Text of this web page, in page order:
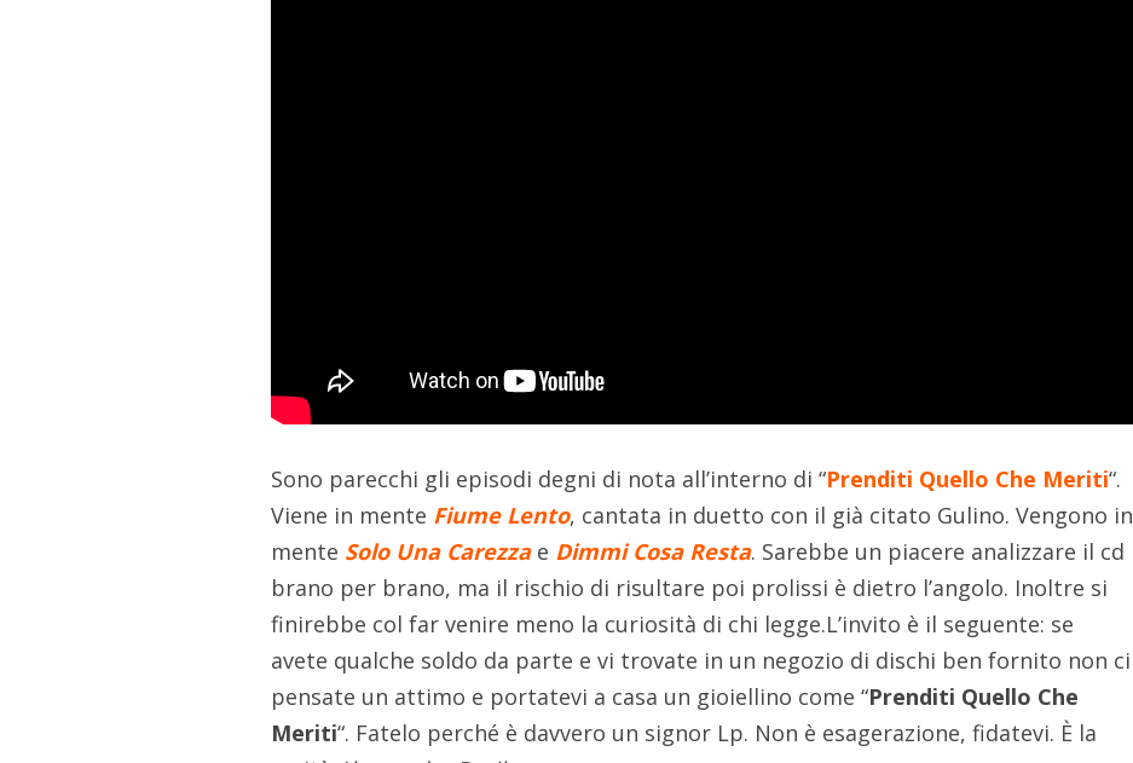
Sono parecchi gli episodi degni di nota all’interno di “Prenditi Quello Che Meriti“.
Viene in mente Fiume Lento, cantata in duetto con il già citato Gulino. Vengono in
mente Solo Una Carezzae Dimmi Cosa Resta. Sarebbe un piacere analizzare il cd
brano per brano, ma il rischio di risultare poi prolissi è dietro l’angolo. Inoltre si
finirebbe col far venire meno la curiosità di chi legge.L’invito è il seguente: se
avete qualche soldo da parte e vi trovate in un negozio di dischi ben fornito non ci
pensate un attimo e portatevi a casa un gioiellino come “Prenditi Quello Che
Meriti“. Fatelo perché è davvero un signor Lp. Non è esagerazione, fidatevi. È la